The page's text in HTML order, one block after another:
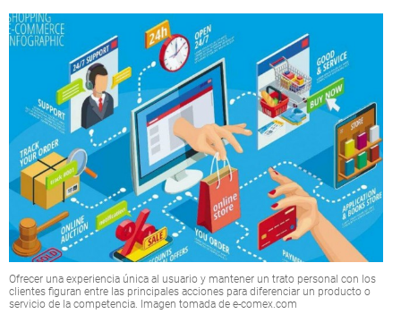
Ofrecer una experiencia única al usuario y mantener un trato personal con los
clientes figuran entre las principales acciones para diferenciar un producto o
servicio de la competencia. Imagen tomada de e-comex.com